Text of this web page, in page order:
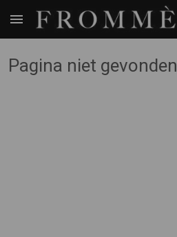
Pagina niet gevonden